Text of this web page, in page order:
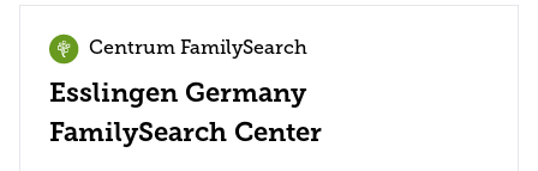
Centrum FamilySearch
Esslingen Germany
FamilySearch Center